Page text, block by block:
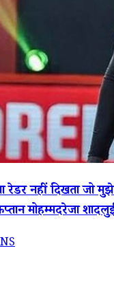
नहीं दिखता जो
मोहम्मदरेजा